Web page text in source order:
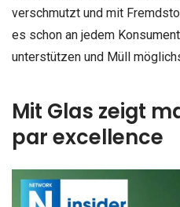
verschmutzt und mit
es schon an jedem
unterstützen und Müll
Mit Glas zeigt
par excellence